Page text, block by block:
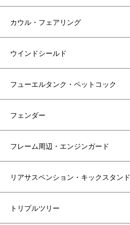
カウル・フェアリング
ウインドシールド
フューエルタンク・ペットコック
フェンダー
フレーム周辺・エンジンガード
リアサスペンション・キックスタンド
トリプルツリー